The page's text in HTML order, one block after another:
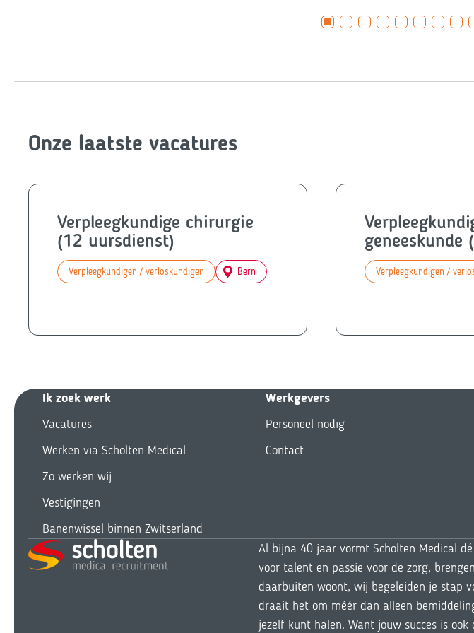
Onze laatste vacatures
Verpleegkundige chirurgie
(12 uursdienst)
Verpleegkundigen / verloskundigen Bern
geneeskunde
Verpleegkundigen /
Ik zoek werk
Vacatures
Werken via Scholten Medical
Zo werken wij
Vestigingen
Banenwissel binnen Zwitserland
Werkgevers
Personeel nodig
Contact
Al bijna 40 jaar vormt Scholten Medical
voor talent en passie voor de zorg,
daarbuiten woont, wij begeleiden je stap
draait het om méér dan alleen
jezelf kunt halen. Want jouw succes is